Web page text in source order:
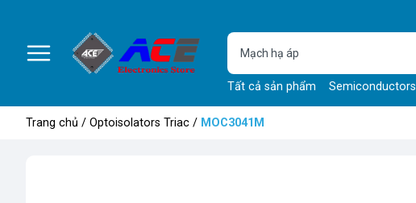
Tất cả sản phẩm Semiconductors
Trang chủ / Optoisolators Triac / MOC3041M